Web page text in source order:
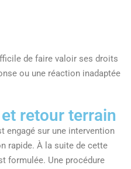
de faire valoir ses droits
ou une réaction inadaptée
retour terrain
engagé sur une intervention
rapide. À la suite de cette
formulée. Une procédure